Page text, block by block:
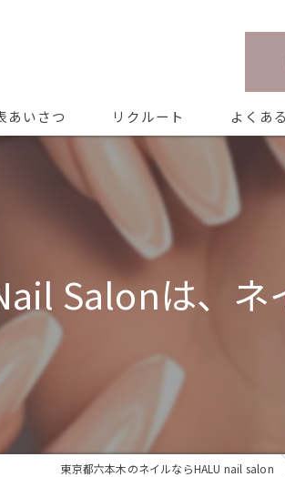
あいさつ リクルート よくあ
Salonは、ネ
東京都六本木のネイルならHALU nail salon